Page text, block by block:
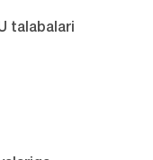
talabalari